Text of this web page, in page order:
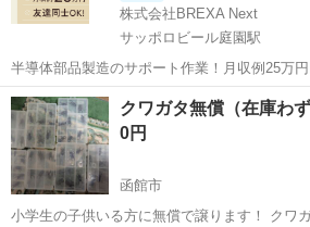
株式会社BREXA Next
サッポロビール庭園駅
半導体部品製造のサポート作業！月収例25万
活躍中！座り作業！空調完備なので1年中快
＆無料駐車場あり★作業着無償貸与◎《北海道恵庭市》 人
お仕事 ◇半導体部品製造作...
北海道 恵庭市 サッポロビール庭園駅
クワガタ無償（在庫わず
0円
函館市
小学生の子供いる方に無償で譲ります！ クワ